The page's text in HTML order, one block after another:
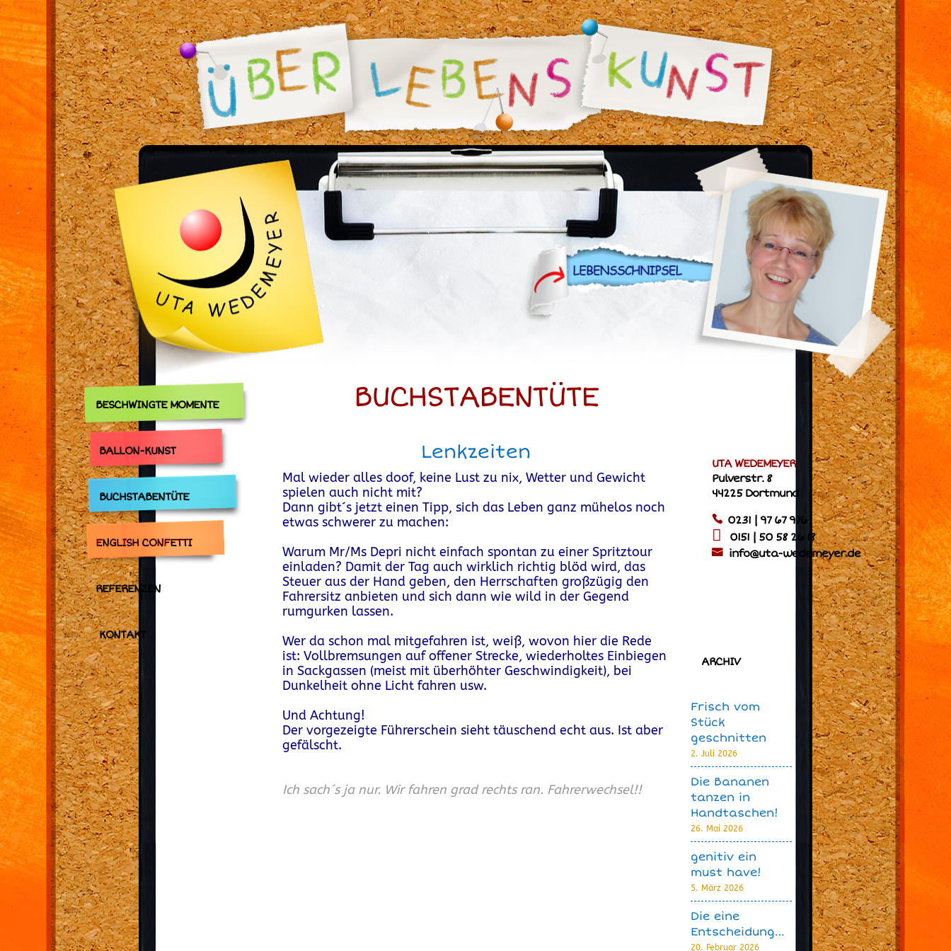
BESCHWINGTE MOMENTE
BALLON-KUNST
BUCHSTABENTÜTE
ENGLISH CONFETTI
REFERENZEN
KONTAKT
BUCHSTABENTÜTE
Lenkzeiten
Mal wieder alles doof, keine Lust zu nix, Wetter und Gewicht
spielen auch nicht mit?
Dann gibt´s jetzt einen Tipp, sich das Leben ganz mühelos noch
etwas schwerer zu machen:
Warum Mr/Ms Depri nicht einfach spontan zu einer Spritztour
einladen? Damit der Tag auch wirklich richtig blöd wird, das
Steuer aus der Hand geben, den Herrschaften großzügig den
Fahrersitz anbieten und sich dann wie wild in der Gegend
rumgurken lassen.
Wer da schon mal mitgefahren ist, weiß, wovon hier die Rede
ist: Vollbremsungen auf offener Strecke, wiederholtes Einbiegen
in Sackgassen (meist mit überhöhter Geschwindigkeit), bei
Dunkelheit ohne Licht fahren usw.
Und Achtung!
Der vorgezeigte Führerschein sieht täuschend echt aus. Ist aber
gefälscht.
Ich sach´s ja nur. Wir fahren grad rechts ran. Fahrerwechsel!!
UTA WEDEMEYER
Pulverstr. 8
44225 Dortmund
0231 | 97 67 976
0151 | 50 58 26 18
info@uta-wedemeyer.de
ARCHIV
Frisch vom
Stück
geschnitten
2. Juli 2026
Die Bananen
tanzen in
Handtaschen!
26. Mai 2026
genitiv ein
must have!
5. März 2026
Die eine
Entscheidung…
20. Februar 2026